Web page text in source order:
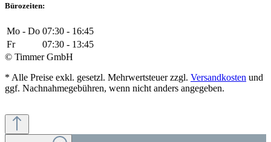
Bürozeiten:
Mo - Do 07:30 - 16:45
Fr
07:30 - 13:45
© Timmer GmbH
* Alle Preise exkl. gesetzl. Mehrwertsteuer zzgl. Versandkosten und
ggf. Nachnahmegebühren, wenn nicht anders angegeben.